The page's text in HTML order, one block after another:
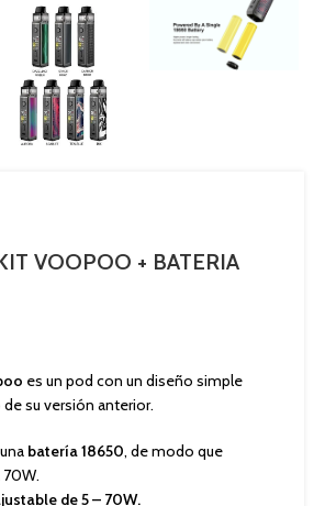
VOOPOO + BATERIA
es un pod con un diseño simple
su versión anterior.
batería 18650, de modo que
70W.
de 5 – 70W.